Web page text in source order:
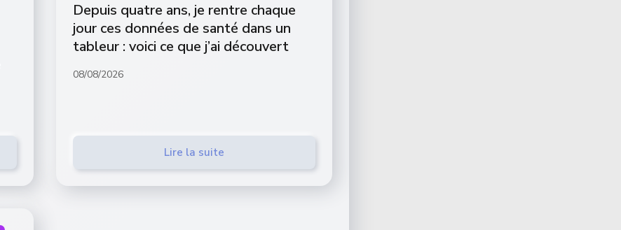
Depuis quatre ans, je rentre chaque
jour ces données de santé dans un
tableur : voici ce que j’ai découvert
08/08/2026
Lire la suite